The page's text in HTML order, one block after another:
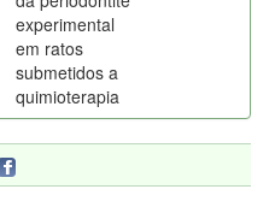
experimental
em ratos
submetidos a
quimioterapia